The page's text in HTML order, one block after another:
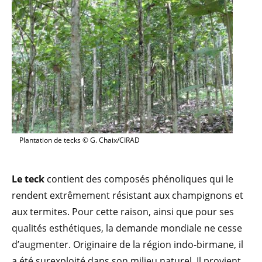
Plantation de tecks © G. Chaix/CIRAD
Le teck contient des composés phénoliques qui le
rendent extrêmement résistant aux champignons et
aux termites. Pour cette raison, ainsi que pour ses
qualités esthétiques, la demande mondiale ne cesse
d’augmenter. Originaire de la région indo-birmane, il